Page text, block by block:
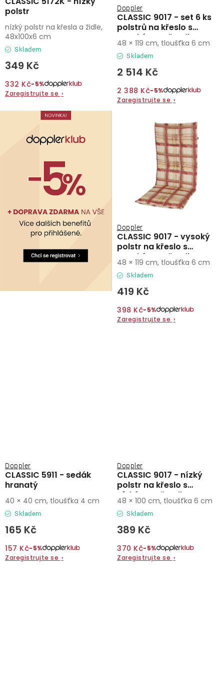
ů
polstr
Skladem
349 Kč
332 Kč−5%
Zaregistrujte se ›
nízký polstr na křesla a židle,
48x100x6 cm
CLASSIC 9017 - set 6 ks
polstrů na křeslo s
vysokým opěradlem
Doppler
Skladem
2 514 Kč
2 388 Kč−5%
Zaregistrujte se ›
48 × 119 cm, tloušťka 6 cm
CLASSIC 9017 - vysoký
polstr na křeslo s
vysokým opěradlem
Doppler
Skladem
419 Kč
398 Kč−5%
Zaregistrujte se ›
48 × 119 cm, tloušťka 6 cm
CLASSIC 5911 - sedák
hranatý
Doppler
Skladem
165 Kč
157 Kč−5%
Zaregistrujte se ›
40 × 40 cm, tloušťka 4 cm
CLASSIC 9017 - nízký
polstr na křeslo s
nízkým opěradlem
Doppler
Skladem
389 Kč
370 Kč−5%
Zaregistrujte se ›
48 × 100 cm, tloušťka 6 cm